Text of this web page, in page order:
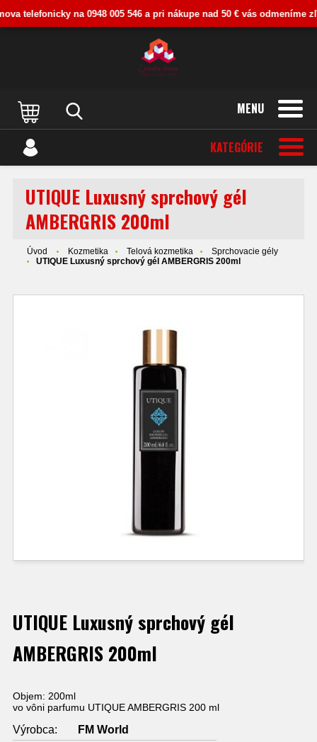
MENU
KATEGÓRIE
UTIQUE Luxusný sprchový gél
AMBERGRIS 200ml
Úvod Kozmetika Telová kozmetika
Sprchovacie gély
UTIQUE Luxusný sprchový gél AMBERGRIS 200ml
UTIQUE Luxusný sprchový gél
AMBERGRIS 200ml
Objem: 200ml
vo vôni parfumu UTIQUE AMBERGRIS 200 ml
Výrobca:
FM World
telefonicky na 0948 005 546 a pri nákupe nad 50 € vás odmeníme